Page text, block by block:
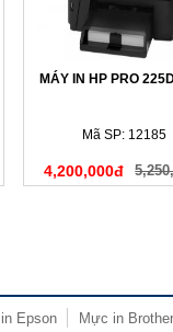
MÁY IN HP PRO
Mã SP: 12185
4,200,000đ
Mực in Brother
Epson